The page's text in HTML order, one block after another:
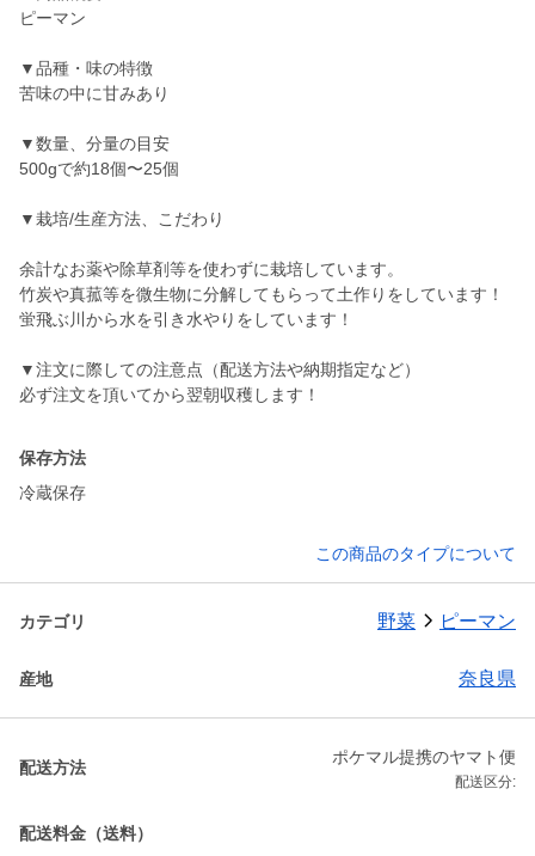
ピーマン
▼品種・味の特徴
苦味の中に甘みあり
▼数量、分量の目安
500gで約18個〜25個
▼栽培/生産方法、こだわり
余計なお薬や除草剤等を使わずに栽培しています。
竹炭や真菰等を微生物に分解してもらって土作りをしています！
蛍飛ぶ川から水を引き水やりをしています！
▼注文に際しての注意点（配送方法や納期指定など）
必ず注文を頂いてから翌朝収穫します！
保存方法
冷蔵保存
この商品のタイプについて
カテゴリ 野菜 ピーマン
産地 奈良県
配送方法
ポケマル提携のヤマト便
配送区分:
配送料金（送料）